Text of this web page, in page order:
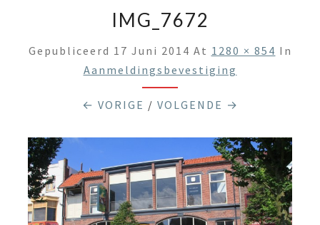
IMG_7672
Gepubliceerd 17 Juni 2014 At 1280 × 854 In
Aanmeldingsbevestiging
← VORIGE / VOLGENDE →